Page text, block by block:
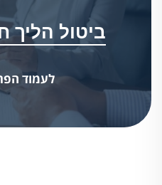
ביטול הליך
לעמוד